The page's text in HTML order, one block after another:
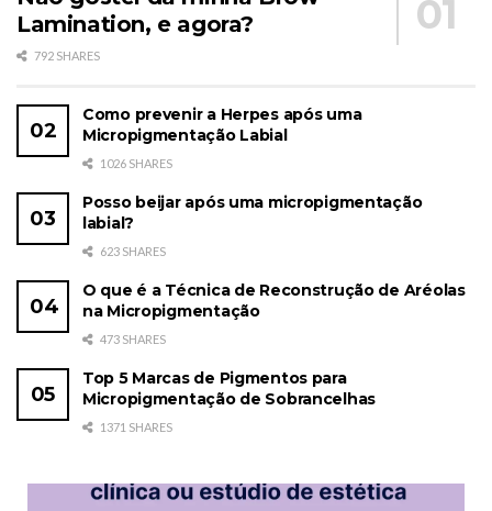
Lamination, e agora?
792 SHARES
Como prevenir a Herpes após uma
Micropigmentação Labial
1026 SHARES
Posso beijar após uma micropigmentação
labial?
623 SHARES
O que é a Técnica de Reconstrução de Aréolas
na Micropigmentação
473 SHARES
Top 5 Marcas de Pigmentos para
Micropigmentação de Sobrancelhas
1371 SHARES